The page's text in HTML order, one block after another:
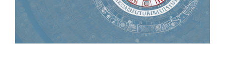
Hausratversicherung
Berufsunfähigkeitsversicherung